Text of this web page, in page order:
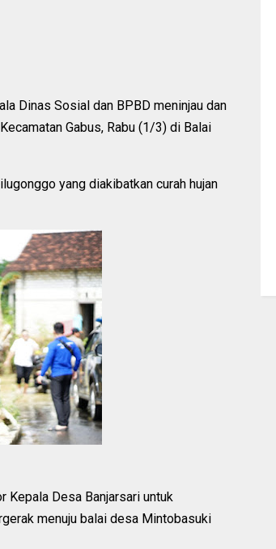
Dinas Sosial dan BPBD meninjau dan
Gabus, Rabu (1/3) di Balai
yang diakibatkan curah hujan
Kepala Desa Banjarsari untuk
menuju balai desa Mintobasuki